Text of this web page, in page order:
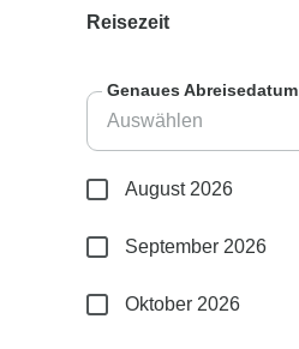
Reisezeit
Genaues Abreisedatum
August 2026
September 2026
Oktober 2026